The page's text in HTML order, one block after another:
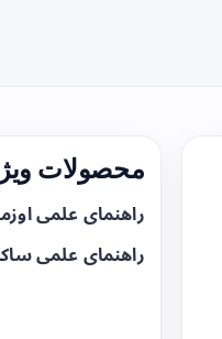
محصولات
راهنمای علمی
راهنمای علمی